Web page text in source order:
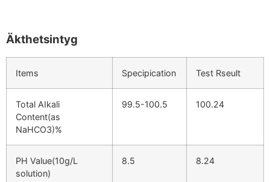
Äkthetsintyg
Items Specipication Test Rseult
Total AIkali
Content(as
NaHCO3)%
99.5-100.5 100.24
PH Value(10g/L
solution)
8.5 8.24